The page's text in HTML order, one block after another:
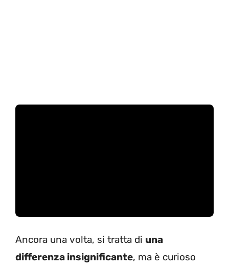
Ancora una volta, si tratta di una
differenza insignificante, ma è curioso